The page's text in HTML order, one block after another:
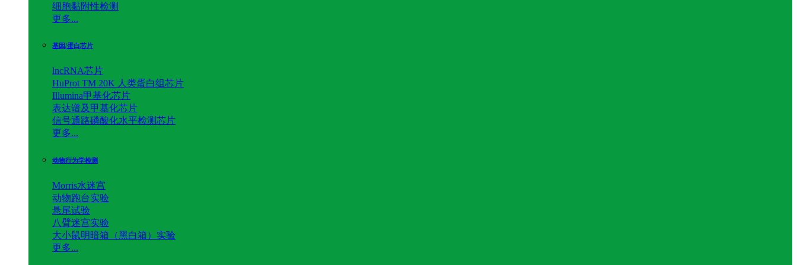
细胞黏附性检测
更多...
基因/蛋白芯片
lncRNA芯片
HuProt TM 20K 人类蛋白组芯片
Illumina甲基化芯片
表达谱及甲基化芯片
信号通路磷酸化水平检测芯片
更多...
动物行为学检测
Morris水迷宫
动物跑台实验
悬尾试验
八臂迷宫实验
大小鼠明暗箱（黑白箱）实验
更多...